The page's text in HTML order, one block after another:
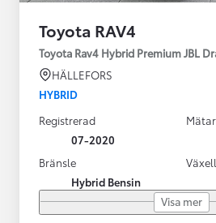
Toyota RAV4
Toyota Rav4 Hybrid Premium JBL
HÄLLEFORS
HYBRID
Registrerad
07-2020
Bränsle
Hybrid Bensin
Visa mer